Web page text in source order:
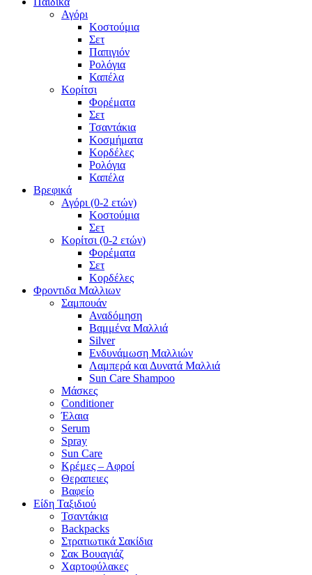
Αγόρι
Κοστούμια
Σετ
Παπιγιόν
Ρολόγια
Καπέλα
Κορίτσι
Φορέματα
Σετ
Τσαντάκια
Κοσμήματα
Κορδέλες
Ρολόγια
Καπέλα
Βρεφικά
Αγόρι (0-2 ετών)
Κοστούμια
Σετ
Κορίτσι (0-2 ετών)
Φορέματα
Σετ
Κορδέλες
Φροντιδα Μαλλιων
Σαμπουάν
Αναδόμηση
Βαμμένα Μαλλιά
Silver
Ενδυνάμωση Μαλλιών
Λαμπερά και Δυνατά Μαλλιά
Sun Care Shampoo
Μάσκες
Conditioner
Έλαια
Serum
Spray
Sun Care
Κρέμες – Αφροί
Θεραπειες
Βαφείο
Είδη Ταξιδιού
Τσαντάκια
Backpacks
Στρατιωτικά Σακίδια
Σακ Βουαγιάζ
Χαρτοφύλακες